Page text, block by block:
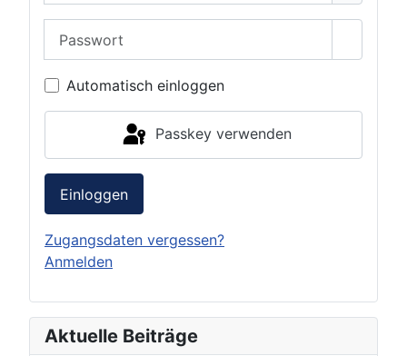
Automatisch einloggen
Passkey verwenden
Einloggen
Zugangsdaten vergessen?
Anmelden
Aktuelle Beiträge